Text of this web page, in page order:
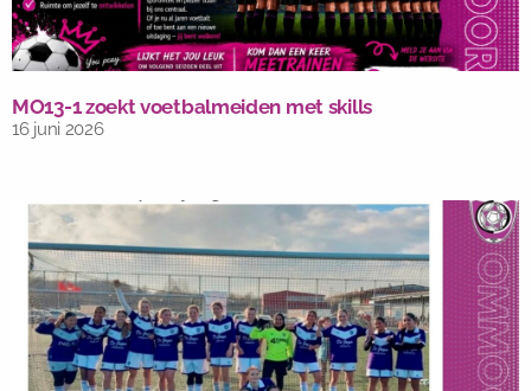
MO13-1 zoekt voetbalmeiden met skills
16 juni 2026